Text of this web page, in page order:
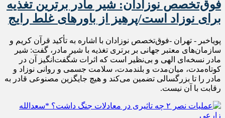
فوق‌تخصص نوزادان: شیر مادر برترین تغذیه
برای نوزاد است/پرهیز از باورهای غلط رایج
پویاخبر - تهران -فوق‌تخصص نوزادان با اشاره به تأکید قرآن کریم و
سازمان‌های معتبر جهانی بر برتری تغذیه با شیر مادر، گفت: شیر
مادر نسخه‌ای الهی و بی‌نظیر است که اثرات شگفت‌انگیز آن در
کوتاه‌مدت، میان‌مدت و بلندمدت، سلامت جسمی و روانی نوزاد و
مادر را تا بزرگسالی تضمین می‌کند و هیچ جایگزین مصنوعی قادر به
رقابت با آن نیست.